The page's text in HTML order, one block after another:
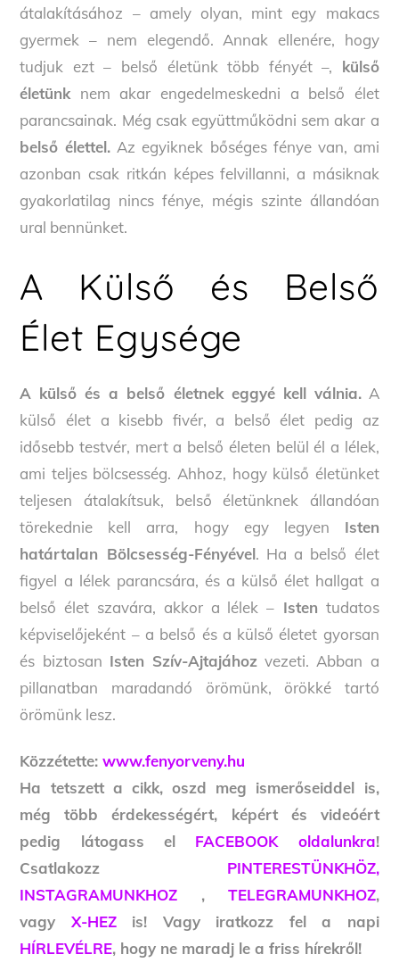
átalakításához – amely olyan, mint egy makacs
gyermek – nem elegendő. Annak ellenére, hogy
tudjuk ezt – belső életünk több fényét –, külső
életünk nem akar engedelmeskedni a belső élet
parancsainak. Még csak együttműködni sem akar a
belső élettel. Az egyiknek bőséges fénye van, ami
azonban csak ritkán képes felvillanni, a másiknak
gyakorlatilag nincs fénye, mégis szinte állandóan
ural bennünket.
A Külső és Belső
Élet Egysége
A külső és a belső életnek eggyé kell válnia.A
külső élet a kisebb fivér, a belső élet pedig az
idősebb testvér, mert a belső életen belül él a lélek,
ami teljes bölcsesség. Ahhoz, hogy külső életünket
teljesen átalakítsuk, belső életünknek állandóan
törekednie kell arra, hogy egy legyen Isten
határtalan Bölcsesség-Fényével. Ha a belső élet
figyel a lélek parancsára, és a külső élet hallgat a
belső élet szavára, akkor a lélek – Isten tudatos
képviselőjeként – a belső és a külső életet gyorsan
és biztosan Isten Szív-Ajtajához vezeti. Abban a
pillanatban maradandó örömünk, örökké tartó
örömünk lesz.
Közzétette:www.fenyorveny.hu
Ha tetszett a cikk, oszd meg ismerőseiddel is,
még több érdekességért, képért és videóért
pedig látogass el FACEBOOK oldalunkra!
Csatlakozz PINTERESTÜNKHÖZ,
INSTAGRAMUNKHOZ , TELEGRAMUNKHOZ,
vagy X-HEZis! Vagy iratkozz fel a napi
HÍRLEVÉLRE, hogy ne maradj le a friss hírekről!